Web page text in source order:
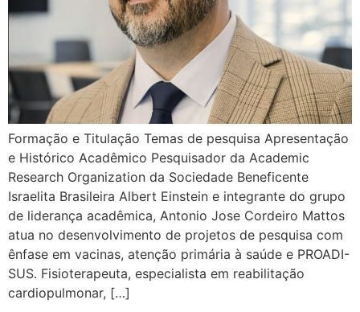
Formação e Titulação Temas de pesquisa Apresentação
e Histórico Acadêmico Pesquisador da Academic
Research Organization da Sociedade Beneficente
Israelita Brasileira Albert Einstein e integrante do grupo
de liderança acadêmica, Antonio Jose Cordeiro Mattos
atua no desenvolvimento de projetos de pesquisa com
ênfase em vacinas, atenção primária à saúde e PROADI-
SUS. Fisioterapeuta, especialista em reabilitação
cardiopulmonar, […]